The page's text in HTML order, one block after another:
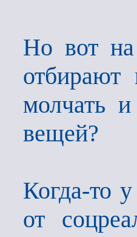
Но вот
молчать
вещей?
Когда-то
от